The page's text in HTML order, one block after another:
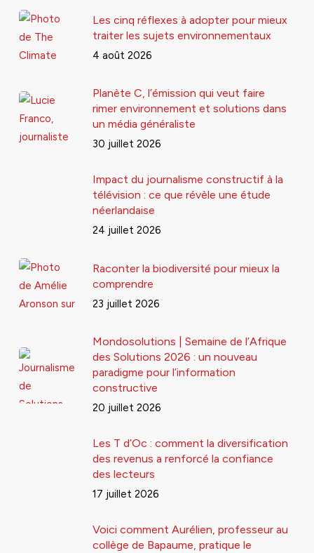
Les cinq réflexes à adopter pour mieux
traiter les sujets environnementaux
4 août 2026
Planète C, l’émission qui veut faire
rimer environnement et solutions dans
un média généraliste
30 juillet 2026
Impact du journalisme constructif à la
télévision : ce que révèle une étude
néerlandaise
24 juillet 2026
Raconter la biodiversité pour mieux la
comprendre
23 juillet 2026
Mondosolutions | Semaine de l’Afrique
des Solutions 2026 : un nouveau
paradigme pour l’information
constructive
20 juillet 2026
Les T d’Oc : comment la diversification
des revenus a renforcé la confiance
des lecteurs
17 juillet 2026
Voici comment Aurélien, professeur au
collège de Bapaume, pratique le